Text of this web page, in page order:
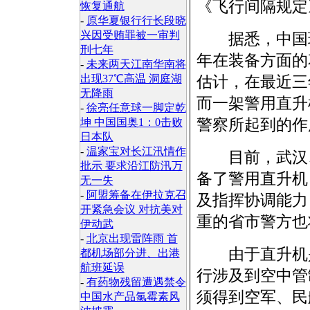
恢复通航
- 原华夏银行行长段晓
兴因受贿罪被一审判
刑七年
- 未来两天江南华南将
出现37℃高温 洞庭湖
无降雨
- 徐亮任意球一脚定乾
坤 中国国奥1：0击败
日本队
- 温家宝对长江汛情作
批示 要求沿江防汛万
无一失
- 阿盟筹备在伊拉克召
开紧急会议 对抗美对
伊动武
- 北京出现雷阵雨 首
都机场部分进、出港
航班延误
- 有药物残留遭遇禁令
中国水产品氯霉素风
《飞行间隔规
据悉，中国
年在装备方面
估计，在最近
而一架警用直
警察所起到的
目前，武汉
备了警用直升
及指挥协调能
重的省市警方
由于直升机
行涉及到空中
须得到空军、